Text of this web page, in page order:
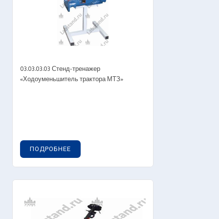
03.03.03.03 Стенд-тренажер
«Ходоуменьшитель трактора МТЗ»
ПОДРОБНЕЕ